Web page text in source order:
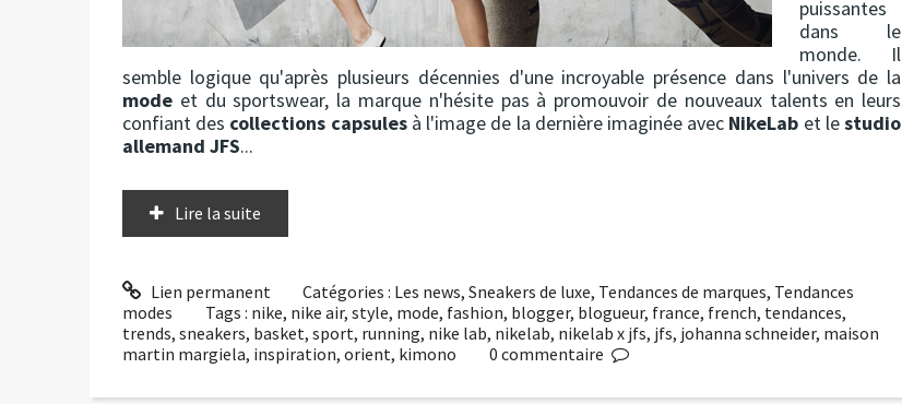
puissantes
dans le
monde. Il
semble logique qu'après plusieurs décennies d'une incroyable présence dans l'univers de la
mode et du sportswear, la marque n'hésite pas à promouvoir de nouveaux talents en leurs
confiant des collections capsulesà l'image de la dernière imaginée avec NikeLab et lestudio
allemand JFS...
Lire la suite
Lien permanent Catégories : Les news,Sneakers de luxe, Tendances de marques, Tendances
modes
Tags : nike, nike air, style, mode, fashion, blogger, blogueur, france, french, tendances,
trends, sneakers, basket, sport, running, nike lab, nikelab, nikelab x jfs, jfs, johanna schneider, maison
martin margiela, inspiration, orient, kimono 0 commentaire